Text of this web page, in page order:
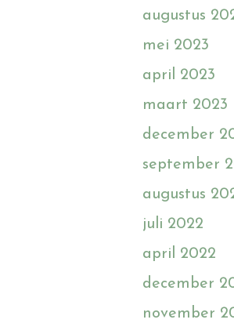
augustus
mei 2023
april 2023
maart 2023
december
september
augustus
juli 2022
april 2022
december
november